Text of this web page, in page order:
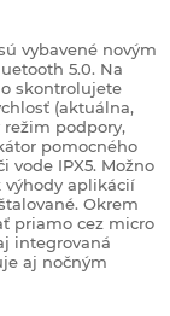
vybavené novým
5.0. Na
skontrolujete
(aktuálna,
režim podpory,
pomocného
vode IPX5. Možno
výhody aplikácií
Okrem
priamo cez micro
integrovaná
aj nočným